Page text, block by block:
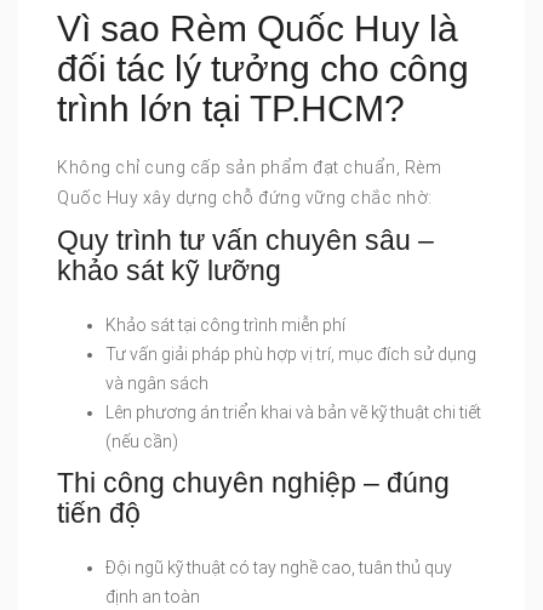
Vì sao Rèm Quốc Huy là
đối tác lý tưởng cho công
trình lớn tại TP.HCM?
Không chỉ cung cấp sản phẩm đạt chuẩn, Rèm
Quốc Huy xây dựng chỗ đứng vững chắc nhờ:
Quy trình tư vấn chuyên sâu –
khảo sát kỹ lưỡng
Khảo sát tại công trình miễn phí
Tư vấn giải pháp phù hợp vị trí, mục đích sử dụng
và ngân sách
Lên phương án triển khai và bản vẽ kỹ thuật chi tiết
(nếu cần)
Thi công chuyên nghiệp – đúng
tiến độ
Đội ngũ kỹ thuật có tay nghề cao, tuân thủ quy
định an toàn